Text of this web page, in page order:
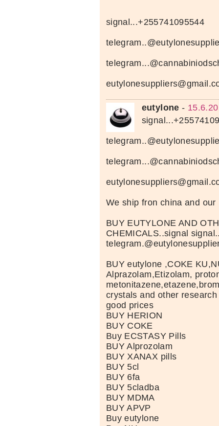
signal...+255741095544
eutylone -
We ship fron china and our
BUY EUTYLONE AND
CHEMICALS..signal
BUY eutylone ,COKE
Alprazolam,Etizolam,
crystals and other
good prices
BUY HERION
BUY COKE
Buy ECSTASY Pills
BUY Alprozolam
BUY XANAX pills
BUY 5cl
BUY 6fa
BUY 5cladba
BUY MDMA
BUY APVP
Buy eutylone